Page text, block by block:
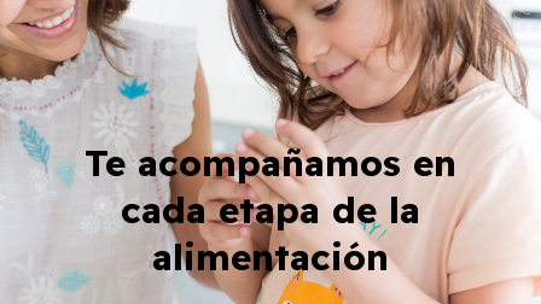
Te acompañamos en
cada etapa de la
alimentación